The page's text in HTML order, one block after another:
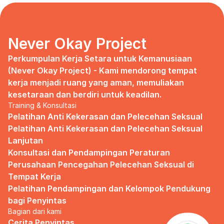
marketing strategy, I uphold myself to fill
that position. I believe I had something to
give, I like designing, and Social Media is
kinda my forte, so I did work on that solo.
Until one day I’ve had enough:
I came to work finding out that they
outsourced a social media analyst (which
conveniently consists of ALL GUYS) to
Don’t get me wrong, I want the best for
the company, but they didn’t even run it
up on me that they’re trying to solve the
marketing problem (that I was unaware
of).
I will never forget the laughs they all
shared in the meeting room, with no vagina
Never Okay Project
Perkumpulan Kerja Setara untuk Kemanusiaan
(Never Okay Project) - Kami mendorong tempat
kerja menjadi ruang yang aman, memuliakan
kesetaraan dan berdiri untuk keadilan.
Training & Konsultasi
Pelatihan Anti Kekerasan dan Pelecehan Seksual
Pelatihan Anti Kekerasan dan Pelecehan Seksual
Lanjutan
Konsultasi dan Pendampingan Peraturan
Perusahaan Pencegahan Pelecehan Seksual di
Tempat Kerja
Pelatihan Pendampingan dan Kelompok Pendukung
bagi Penyintas
Bagian dari kami